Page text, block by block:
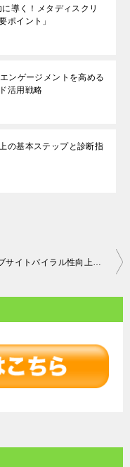
導く！メタディスクリ
ポイント」
ンゲージメントを高める
活用戦略
の基本ステップと診断指
ウェブサイトバイラル性向上のための効果的なコンテンツ、デザイン、戦略